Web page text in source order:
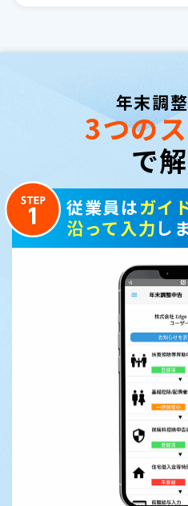
年末調
3つの
で
従業員はガイ
沿って入力 し